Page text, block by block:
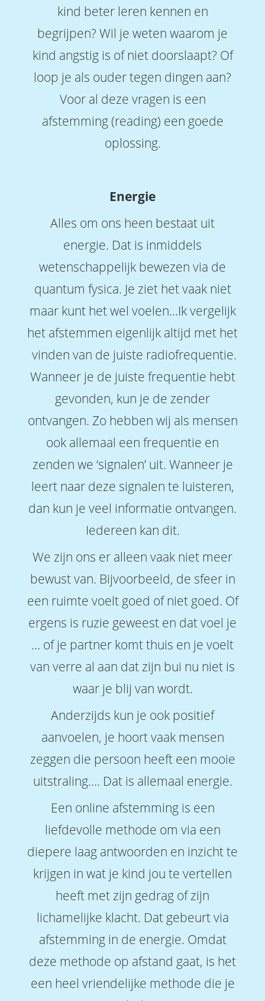
kind beter leren kennen en
begrijpen? Wil je weten waarom je
kind angstig is of niet doorslaapt? Of
loop je als ouder tegen dingen aan?
Voor al deze vragen is een
afstemming (reading) een goede
oplossing.
Energie
Alles om ons heen bestaat uit
energie. Dat is inmiddels
wetenschappelijk bewezen via de
quantum fysica. Je ziet het vaak niet
maar kunt het wel voelen…Ik vergelijk
het afstemmen eigenlijk altijd met het
vinden van de juiste radiofrequentie.
Wanneer je de juiste frequentie hebt
gevonden, kun je de zender
ontvangen. Zo hebben wij als mensen
ook allemaal een frequentie en
zenden we ‘signalen’ uit. Wanneer je
leert naar deze signalen te luisteren,
dan kun je veel informatie ontvangen.
Iedereen kan dit.
We zijn ons er alleen vaak niet meer
bewust van. Bijvoorbeeld, de sfeer in
een ruimte voelt goed of niet goed. Of
ergens is ruzie geweest en dat voel je
… of je partner komt thuis en je voelt
van verre al aan dat zijn bui nu niet is
waar je blij van wordt.
Anderzijds kun je ook positief
aanvoelen, je hoort vaak mensen
zeggen die persoon heeft een mooie
uitstraling…. Dat is allemaal energie.
Een online afstemming is een
liefdevolle methode om via een
diepere laag antwoorden en inzicht te
krijgen in wat je kind jou te vertellen
heeft met zijn gedrag of zijn
lichamelijke klacht. Dat gebeurt via
afstemming in de energie. Omdat
deze methode op afstand gaat, is het
een heel vriendelijke methode die je